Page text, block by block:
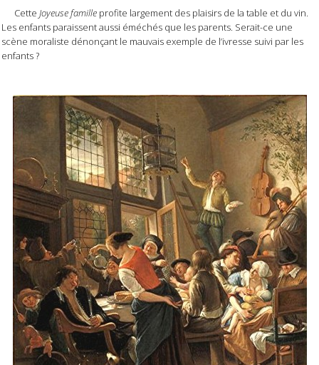
Cette Joyeuse famille profite largement des plaisirs de la table et du vin.
Les enfants paraissent aussi éméchés que les parents. Serait-ce une
scène moraliste dénonçant le mauvais exemple de l’ivresse suivi par les
enfants ?